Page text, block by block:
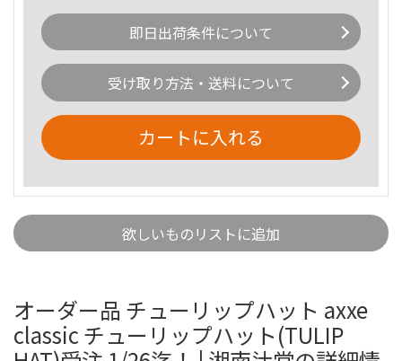
即日出荷条件について
受け取り方法・送料について
カートに入れる
欲しいものリストに追加
オーダー品 チューリップハット axxe
classic チューリップハット(TULIP